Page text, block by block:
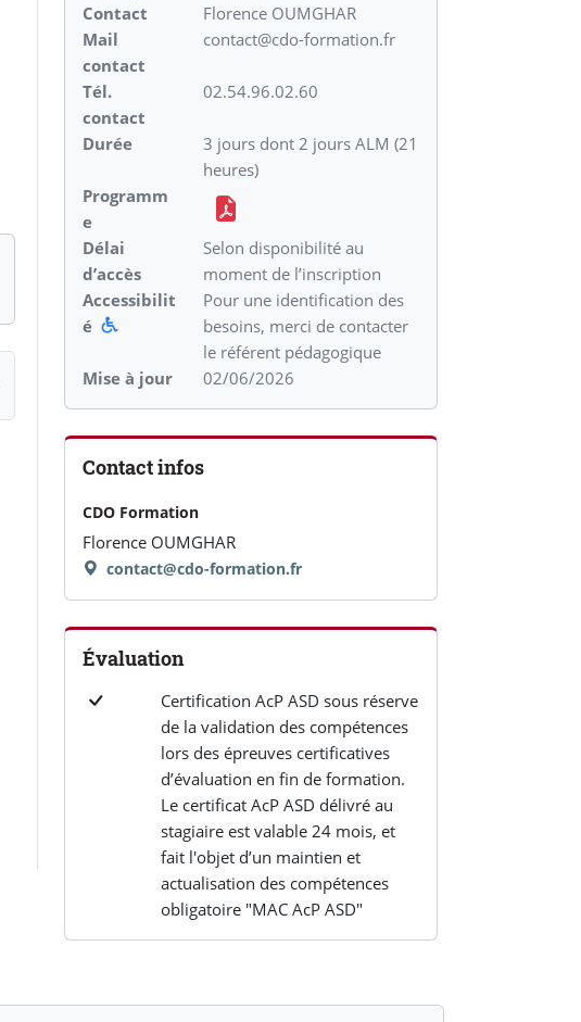
Contact
Florence OUMGHAR
Mail
contact
contact@cdo-formation.fr
Tél.
contact
02.54.96.02.60
Durée
3 jours dont 2 jours ALM (21
heures)
Programm
e
Délai
d’accès
Selon disponibilité au
moment de l’inscription
Accessibilit
é
Pour une identification des
besoins, merci de contacter
le référent pédagogique
Mise à jour
02/06/2026
Contact infos
CDO Formation
Florence OUMGHAR
contact@cdo-formation.fr
Évaluation
Certification AcP ASD sous réserve
de la validation des compétences
lors des épreuves certificatives
d’évaluation en fin de formation.
Le certificat AcP ASD délivré au
stagiaire est valable 24 mois, et
fait l'objet d’un maintien et
actualisation des compétences
obligatoire "MAC AcP ASD"